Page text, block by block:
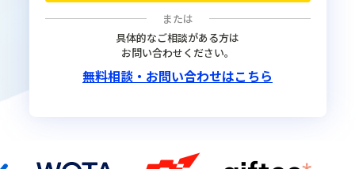
具体的なご相談がある方は
お問い合わせください。
無料相談・お問い合わせはこちら